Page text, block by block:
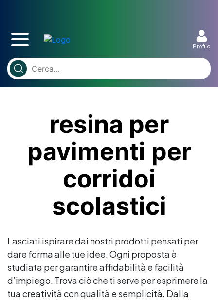
Profilo
resina per
pavimenti per
corridoi
scolastici
Lasciati ispirare dai nostri prodotti pensati per
dare forma alle tue idee. Ogni proposta è
studiata per garantire affidabilità e facilità
d’impiego. Trova ciò che ti serve per esprimere la
tua creatività con qualità e semplicità. Dalla